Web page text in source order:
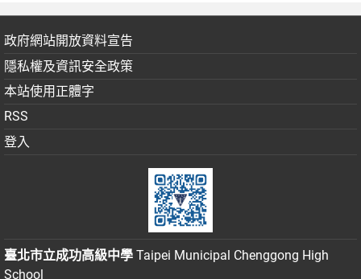
政府網站開放資料宣告
隱私權及資訊安全政策
本站使用正體字
RSS
登入
臺北市立成功高級中學 Taipei Municipal Chenggong High
School